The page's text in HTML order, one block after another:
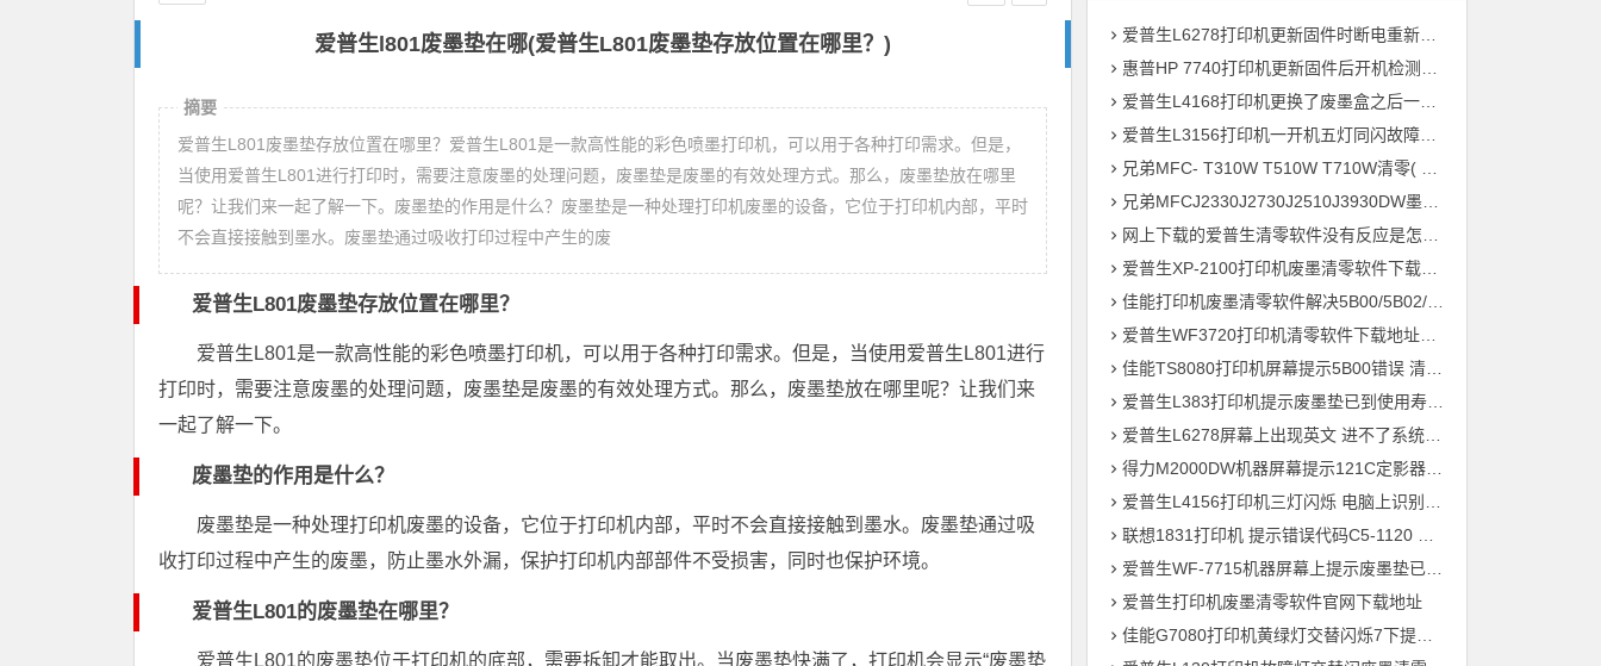
爱普生l801废墨垫在哪(爱普生L801废墨垫存放位置在哪里？)
摘要
爱普生L801废墨垫存放位置在哪里？爱普生L801是一款高性能的彩色喷墨打印机，可以用于各种打印需求。但是，
当使用爱普生L801进行打印时，需要注意废墨的处理问题，废墨垫是废墨的有效处理方式。那么，废墨垫放在哪里
呢？让我们来一起了解一下。废墨垫的作用是什么？废墨垫是一种处理打印机废墨的设备，它位于打印机内部，平时
不会直接接触到墨水。废墨垫通过吸收打印过程中产生的废
爱普生L801废墨垫存放位置在哪里？
爱普生L801是一款高性能的彩色喷墨打印机，可以用于各种打印需求。但是，当使用爱普生L801进行
打印时，需要注意废墨的处理问题，废墨垫是废墨的有效处理方式。那么，废墨垫放在哪里呢？让我们来
一起了解一下。
废墨垫的作用是什么？
废墨垫是一种处理打印机废墨的设备，它位于打印机内部，平时不会直接接触到墨水。废墨垫通过吸
收打印过程中产生的废墨，防止墨水外漏，保护打印机内部部件不受损害，同时也保护环境。
爱普生L801的废墨垫在哪里？
爱普生L801的废墨垫位于打印机的底部，需要拆卸才能取出。当废墨垫快满了，打印机会显示“废墨垫
爱普生L6278打印机更新固件时断电重新开机后一直提示Recovery Mode故障
惠普HP 7740打印机更新固件后开机检测到非HP芯片刷机降级解决教程
爱普生L4168打印机更换了废墨盒之后一开机提示202604故障代码维修
爱普生L3156打印机一开机五灯同闪故障远程维修
兄弟MFC- T310W T510W T710W清零( 墨水回收盒已满，将满或设备故障46 )
兄弟MFCJ2330J2730J2510J3930DW墨水国收盒已满清零教程
网上下载的爱普生清零软件没有反应是怎么回事 ?
爱普生XP-2100打印机废墨清零软件下载及使用方法
佳能打印机废墨清零软件解决5B00/5B02/1700故障
爱普生WF3720打印机清零软件下载地址大全
佳能TS8080打印机屏幕提示5B00错误 清零快速解决问题
爱普生L383打印机提示废墨垫已到使用寿命通过清零快速解决问题
爱普生L6278屏幕上出现英文 进不了系统 刷固件快速解决问题
得力M2000DW机器屏幕提示121C定影器错误 快速解决方法
爱普生L4156打印机三灯闪烁 电脑上识别ET-2700型号 刷固件快速解决问题
联想1831打印机 提示错误代码C5-1120 C6-1120提示更换新的转印带装置 定影组件装置 快速解决方案
爱普生WF-7715机器屏幕上提示废墨垫已到使用寿命用软件清零快速解决问题
爱普生打印机废墨清零软件官网下载地址
佳能G7080打印机黄绿灯交替闪烁7下提示5B00废墨清零教程